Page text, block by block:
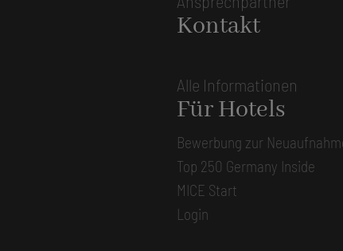
Kontakt
Alle Informationen
Für Hotels
Bewerbung zur
Top 250 Germany Inside
MICE Start
Login